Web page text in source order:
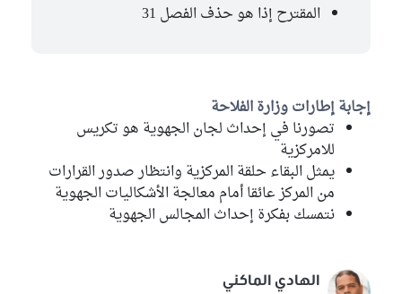
المقترح إذا هو حذف الفصل 31
إجابة إطارات وزارة الفلاحة
تصورنا في إحداث لجان الجهوية هو تكريس
للامركزية
يمثل البقاء حلقة المركزية وانتظار صدور القرارات
من المركز عائقا أمام معالجة الأشكاليات الجهوية
نتمسك بفكرة إحداث المجالس الجهوية
الهادي الماكني